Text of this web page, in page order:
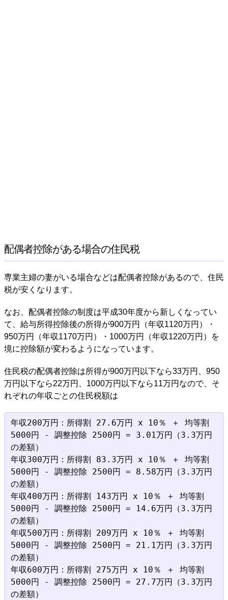
配偶者控除がある場合の住民税
専業主婦の妻がいる場合などは配偶者控除があるので、住民
税が安くなります。
なお、配偶者控除の制度は平成30年度から新しくなってい
て、給与所得控除後の所得が900万円（年収1120万円）・
950万円（年収1170万円）・1000万円（年収1220万円）を
境に控除額が変わるようになっています。
住民税の配偶者控除は所得が900万円以下なら33万円、950
万円以下なら22万円、1000万円以下なら11万円なので、そ
れぞれの年収ごとの住民税額は
年収200万円：所得割 27.6万円 x 10％ ＋ 均等割
5000円 - 調整控除 2500円 = 3.01万円（3.3万円
の差額）
年収300万円：所得割 83.3万円 x 10％ ＋ 均等割
5000円 - 調整控除 2500円 = 8.58万円（3.3万円
の差額）
年収400万円：所得割 143万円 x 10％ ＋ 均等割
5000円 - 調整控除 2500円 = 14.6万円（3.3万円
の差額）
年収500万円：所得割 209万円 x 10％ ＋ 均等割
5000円 - 調整控除 2500円 = 21.1万円（3.3万円
の差額）
年収600万円：所得割 275万円 x 10％ ＋ 均等割
5000円 - 調整控除 2500円 = 27.7万円（3.3万円
の差額）